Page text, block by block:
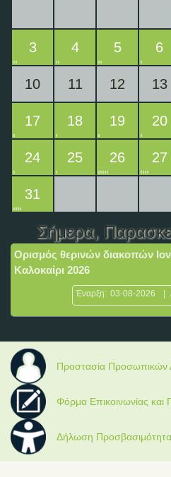
3 4 5 6
10 11 12 13
17 18 19 20
24 25 26 27
31
Σήμερα,
Ορισμός θερινών διακοπών
Καλοκαίρι 2026
Έναρξη: 03-08-2026
Προστασία Προσωπικών
Φόρμα Επικοινωνίας
Δήλωση